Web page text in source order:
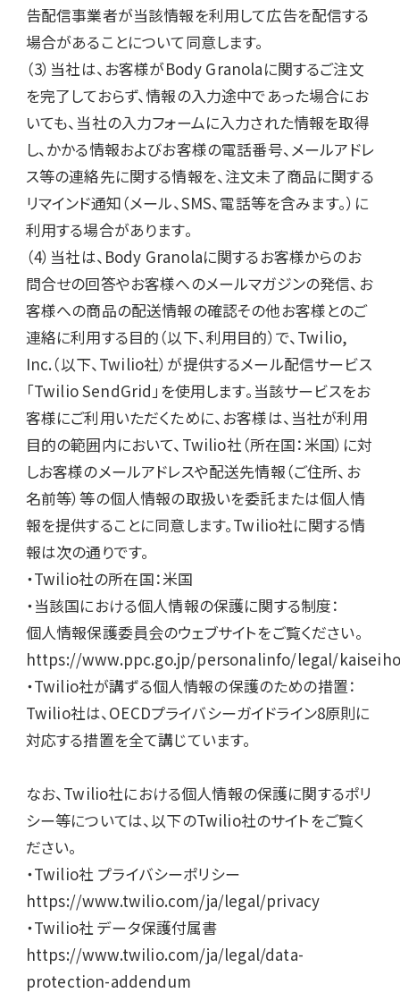
告配信事業者が当該情報を利用して広告を配信する
場合があることについて同意します。
（3）当社は、お客様がBody Granolaに関するご注文
を完了しておらず、情報の⼊⼒途中であった場合にお
いても、当社の⼊⼒フォームに⼊⼒された情報を取得
し、かかる情報およびお客様の電話番号、メールアドレ
ス等の連絡先に関する情報を、注⽂未了商品に関する
リマインド通知（メール、SMS、電話等を含みます。）に
利⽤する場合があります。
（4）当社は、Body Granolaに関するお客様からのお
問合せの回答やお客様へのメールマガジンの発信、お
客様への商品の配送情報の確認その他お客様とのご
連絡に利用する目的（以下、利用目的）で、Twilio,
Inc.（以下、Twilio社）が提供するメール配信サービス
「Twilio SendGrid」を使用します。当該サービスをお
客様にご利用いただくために、お客様は、当社が利用
目的の範囲内において、Twilio社（所在国：米国）に対
しお客様のメールアドレスや配送先情報（ご住所、お
名前等）等の個人情報の取扱いを委託または個人情
報を提供することに同意します。Twilio社に関する情
報は次の通りです。
・Twilio社の所在国：米国
・当該国における個人情報の保護に関する制度：
個人情報保護委員会のウェブサイトをご覧ください。
https://www.ppc.go.jp/personalinfo/legal/
・Twilio社が講ずる個人情報の保護のための措置：
Twilio社は、OECDプライバシーガイドライン8原則に
対応する措置を全て講じています。
なお、Twilio社における個人情報の保護に関するポリ
シー等については、以下のTwilio社のサイトをご覧く
ださい。
・Twilio社 プライバシーポリシー
https://www.twilio.com/ja/legal/privacy
・Twilio社 データ保護付属書
https://www.twilio.com/ja/legal/data-
protection-addendum